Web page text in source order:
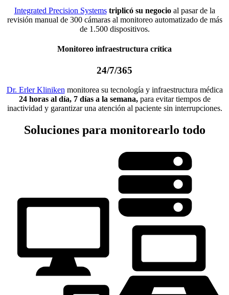
Integrated Precision Systems triplicó su negocioal pasar de la
revisión manual de 300 cámaras al monitoreo automatizado de más
de 1.500 dispositivos.
Monitoreo infraestructura crítica
24/7/365
Dr. Erler Kliniken monitorea su tecnología y infraestructura médica
24 horas al día, 7 días a la semana,para evitar tiempos de
inactividad y garantizar una atención al paciente sin interrupciones.
Soluciones para monitorearlo todo